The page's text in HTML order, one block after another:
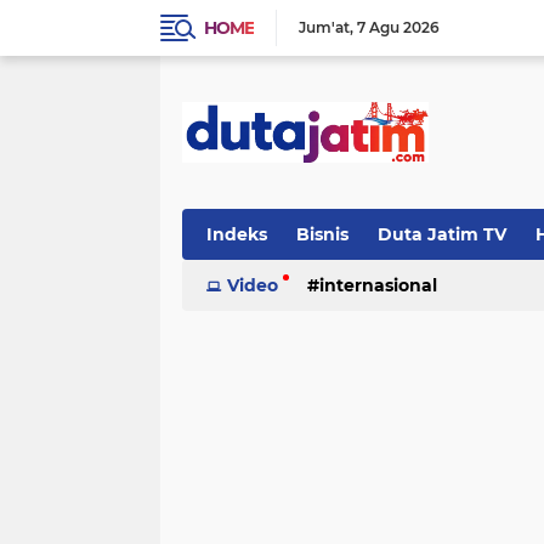
HOME Jum'at 7 Agu 2026
Indeks Bisnis Duta Jatim TV
Video internasional